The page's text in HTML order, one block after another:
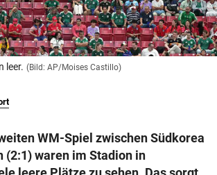
GmbH & Co KG 2026
Wien
leer. (Bild: AP/Moises Castillo)
WM-Spiel zwischen Südkorea
(2:1) waren im Stadion in